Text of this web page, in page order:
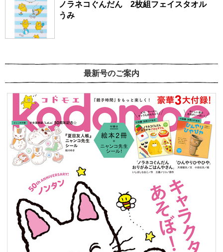
ノラネコぐんだん 2枚組フェイスタオル
うみ
最新号のご案内